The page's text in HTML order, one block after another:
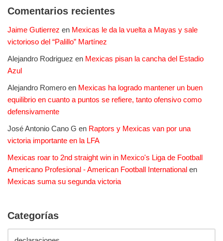
Comentarios recientes
Jaime Gutierrez en Mexicas le da la vuelta a Mayas y sale
victorioso del “Palillo” Martínez
Alejandro Rodriguez en Mexicas pisan la cancha del Estadio
Azul
Alejandro Romero en Mexicas ha logrado mantener un buen
equilibrio en cuanto a puntos se refiere, tanto ofensivo como
defensivamente
José Antonio Cano G en Raptors y Mexicas van por una
victoria importante en la LFA
Mexicas roar to 2nd straight win in Mexico's Liga de Football
Americano Profesional - American Football International en
Mexicas suma su segunda victoria
Categorías